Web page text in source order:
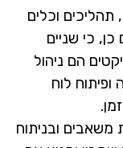
תהליכים וכלים
כי שניים
הם ניהול
לוח
ובניתוח